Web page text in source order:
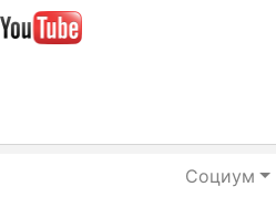
Социум